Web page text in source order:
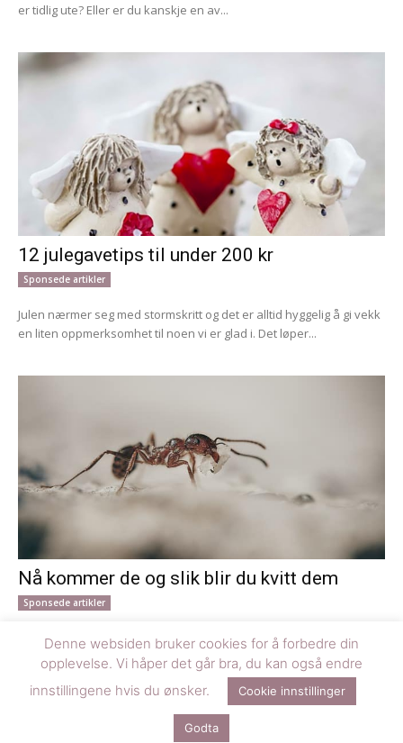
er tidlig ute? Eller er du kanskje en av...
12 julegavetips til under 200 kr
Sponsede artikler
Julen nærmer seg med stormskritt og det er alltid hyggelig å gi vekk
en liten oppmerksomhet til noen vi er glad i. Det løper...
Nå kommer de og slik blir du kvitt dem
Sponsede artikler
Når våren melder sin ankomst med varmere dager og netter, kan
du være helt sikker på at også mauren våkner til liv. Mauren er...
© Denne siden er driftet av Happy Media AS og designet av
Schur AS
Denne websiden bruker cookies for å forbedre din
opplevelse. Vi håper det går bra, du kan også endre
innstillingene hvis du ønsker.
Cookie innstillinger
Godta